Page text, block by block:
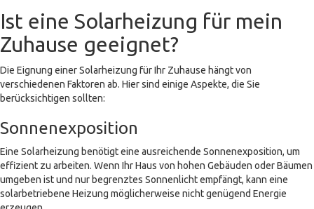
Ist eine Solarheizung für mein
Zuhause geeignet?
Die Eignung einer Solarheizung für Ihr Zuhause hängt von
verschiedenen Faktoren ab. Hier sind einige Aspekte, die Sie
berücksichtigen sollten:
Sonnenexposition
Eine Solarheizung benötigt eine ausreichende Sonnenexposition, um
effizient zu arbeiten. Wenn Ihr Haus von hohen Gebäuden oder Bäumen
umgeben ist und nur begrenztes Sonnenlicht empfängt, kann eine
solarbetriebene Heizung möglicherweise nicht genügend Energie